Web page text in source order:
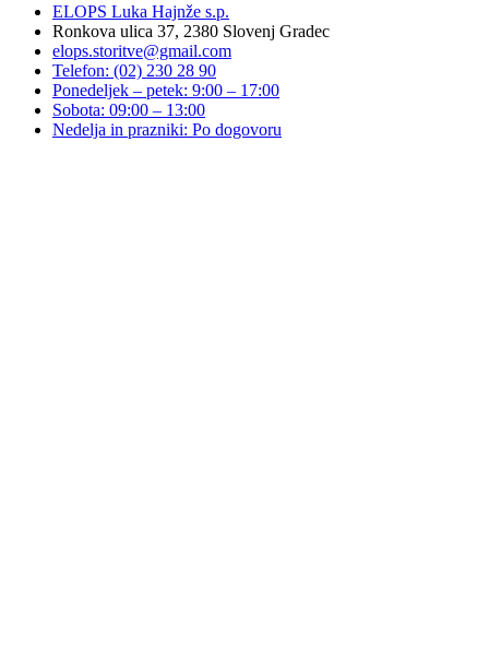
ELOPS Luka Hajnže s.p.
Ronkova ulica 37, 2380 Slovenj Gradec
elops.storitve@gmail.com
Telefon: (02) 230 28 90
Ponedeljek – petek: 9:00 – 17:00
Sobota: 09:00 – 13:00
Nedelja in prazniki: Po dogovoru